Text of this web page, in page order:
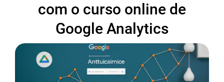
com o curso online de
Google Analytics